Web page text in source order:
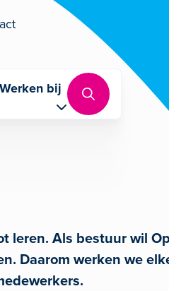
Werken bij
leren. Als bestuur wil
Daarom werken we